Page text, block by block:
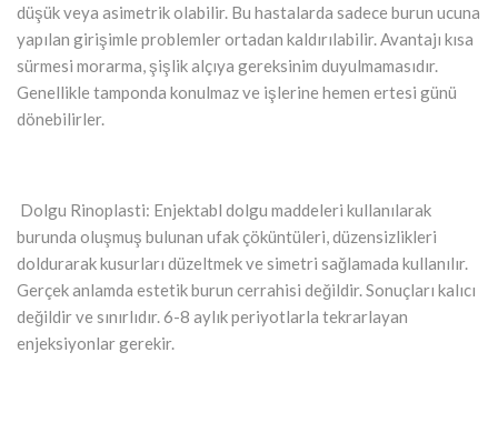
düşük veya asimetrik olabilir. Bu hastalarda sadece burun ucuna
yapılan girişimle problemler ortadan kaldırılabilir. Avantajı kısa
sürmesi morarma, şişlik alçıya gereksinim duyulmamasıdır.
Genellikle tamponda konulmaz ve işlerine hemen ertesi günü
dönebilirler.
Dolgu Rinoplasti: Enjektabl dolgu maddeleri kullanılarak
burunda oluşmuş bulunan ufak çöküntüleri, düzensizlikleri
doldurarak kusurları düzeltmek ve simetri sağlamada kullanılır.
Gerçek anlamda estetik burun cerrahisi değildir. Sonuçları kalıcı
değildir ve sınırlıdır. 6-8 aylık periyotlarla tekrarlayan
enjeksiyonlar gerekir.